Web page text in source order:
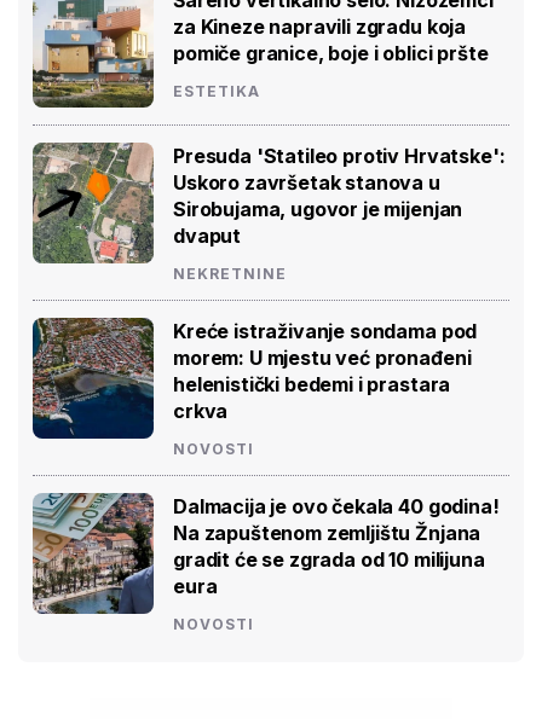
za Kineze napravili zgradu koja
pomiče granice, boje i oblici pršte
ESTETIKA
Presuda 'Statileo protiv Hrvatske':
Uskoro završetak stanova u
Sirobujama, ugovor je mijenjan
dvaput
NEKRETNINE
Kreće istraživanje sondama pod
morem: U mjestu već pronađeni
helenistički bedemi i prastara
crkva
NOVOSTI
Dalmacija je ovo čekala 40 godina!
Na zapuštenom zemljištu Žnjana
gradit će se zgrada od 10 milijuna
eura
NOVOSTI